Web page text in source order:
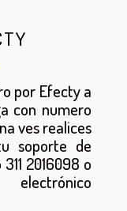
por Efecty a
con numero
ves realices
soporte de
2016098 o